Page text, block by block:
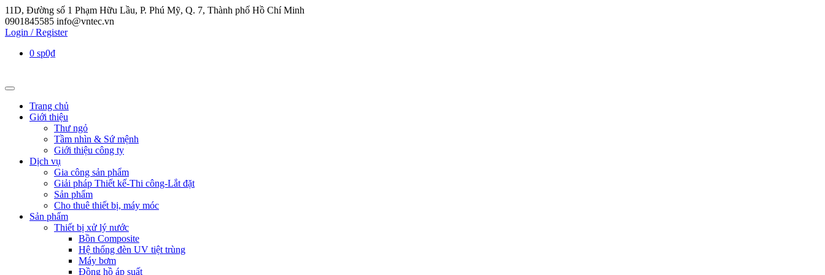
11D, Đường số 1 Phạm Hữu Lầu, P. Phú Mỹ, Q. 7, Thành phố Hồ Chí Minh
0901845585 info@vntec.vn
Login / Register
0 sp0₫
Trang chủ
Giới thiệu
Thư ngỏ
Tầm nhìn & Sứ mệnh
Giới thiệu công ty
Dịch vụ
Gia công sản phẩm
Giải pháp Thiết kế-Thi công-Lắt đặt
Sản phẩm
Cho thuê thiết bị, máy móc
Sản phẩm
Thiết bị xử lý nước
Bồn Composite
Hệ thống đèn UV tiệt trùng
Máy bơm
Đồng hồ áp suất